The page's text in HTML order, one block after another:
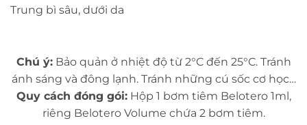
Trung bì sâu, dưới da
Chú ý:Bảo quản ở nhiệt độ từ 2°C đến 25°C. Tránh
ánh sáng và đông lạnh. Tránh những cú sốc cơ học…
Quy cách đóng gói:Hộp 1 bơm tiêm Belotero 1ml,
riêng Belotero Volume chứa 2 bơm tiêm.